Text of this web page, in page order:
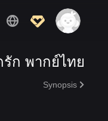
ก พากย์ไทย
Synopsis